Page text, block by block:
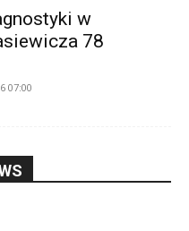
w
78
07:00